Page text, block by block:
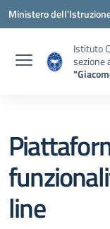
Vai ai contenuti
Vai al menu di
Vai al footer
Ministero
Istituto
sezione
line